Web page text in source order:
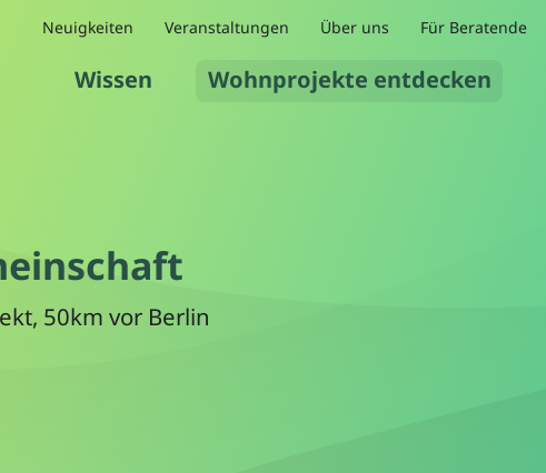
Wissen Wohnprojekte entdecken
Neuigkeiten Veranstaltungen Über uns Für Beratende
50km vor Berlin